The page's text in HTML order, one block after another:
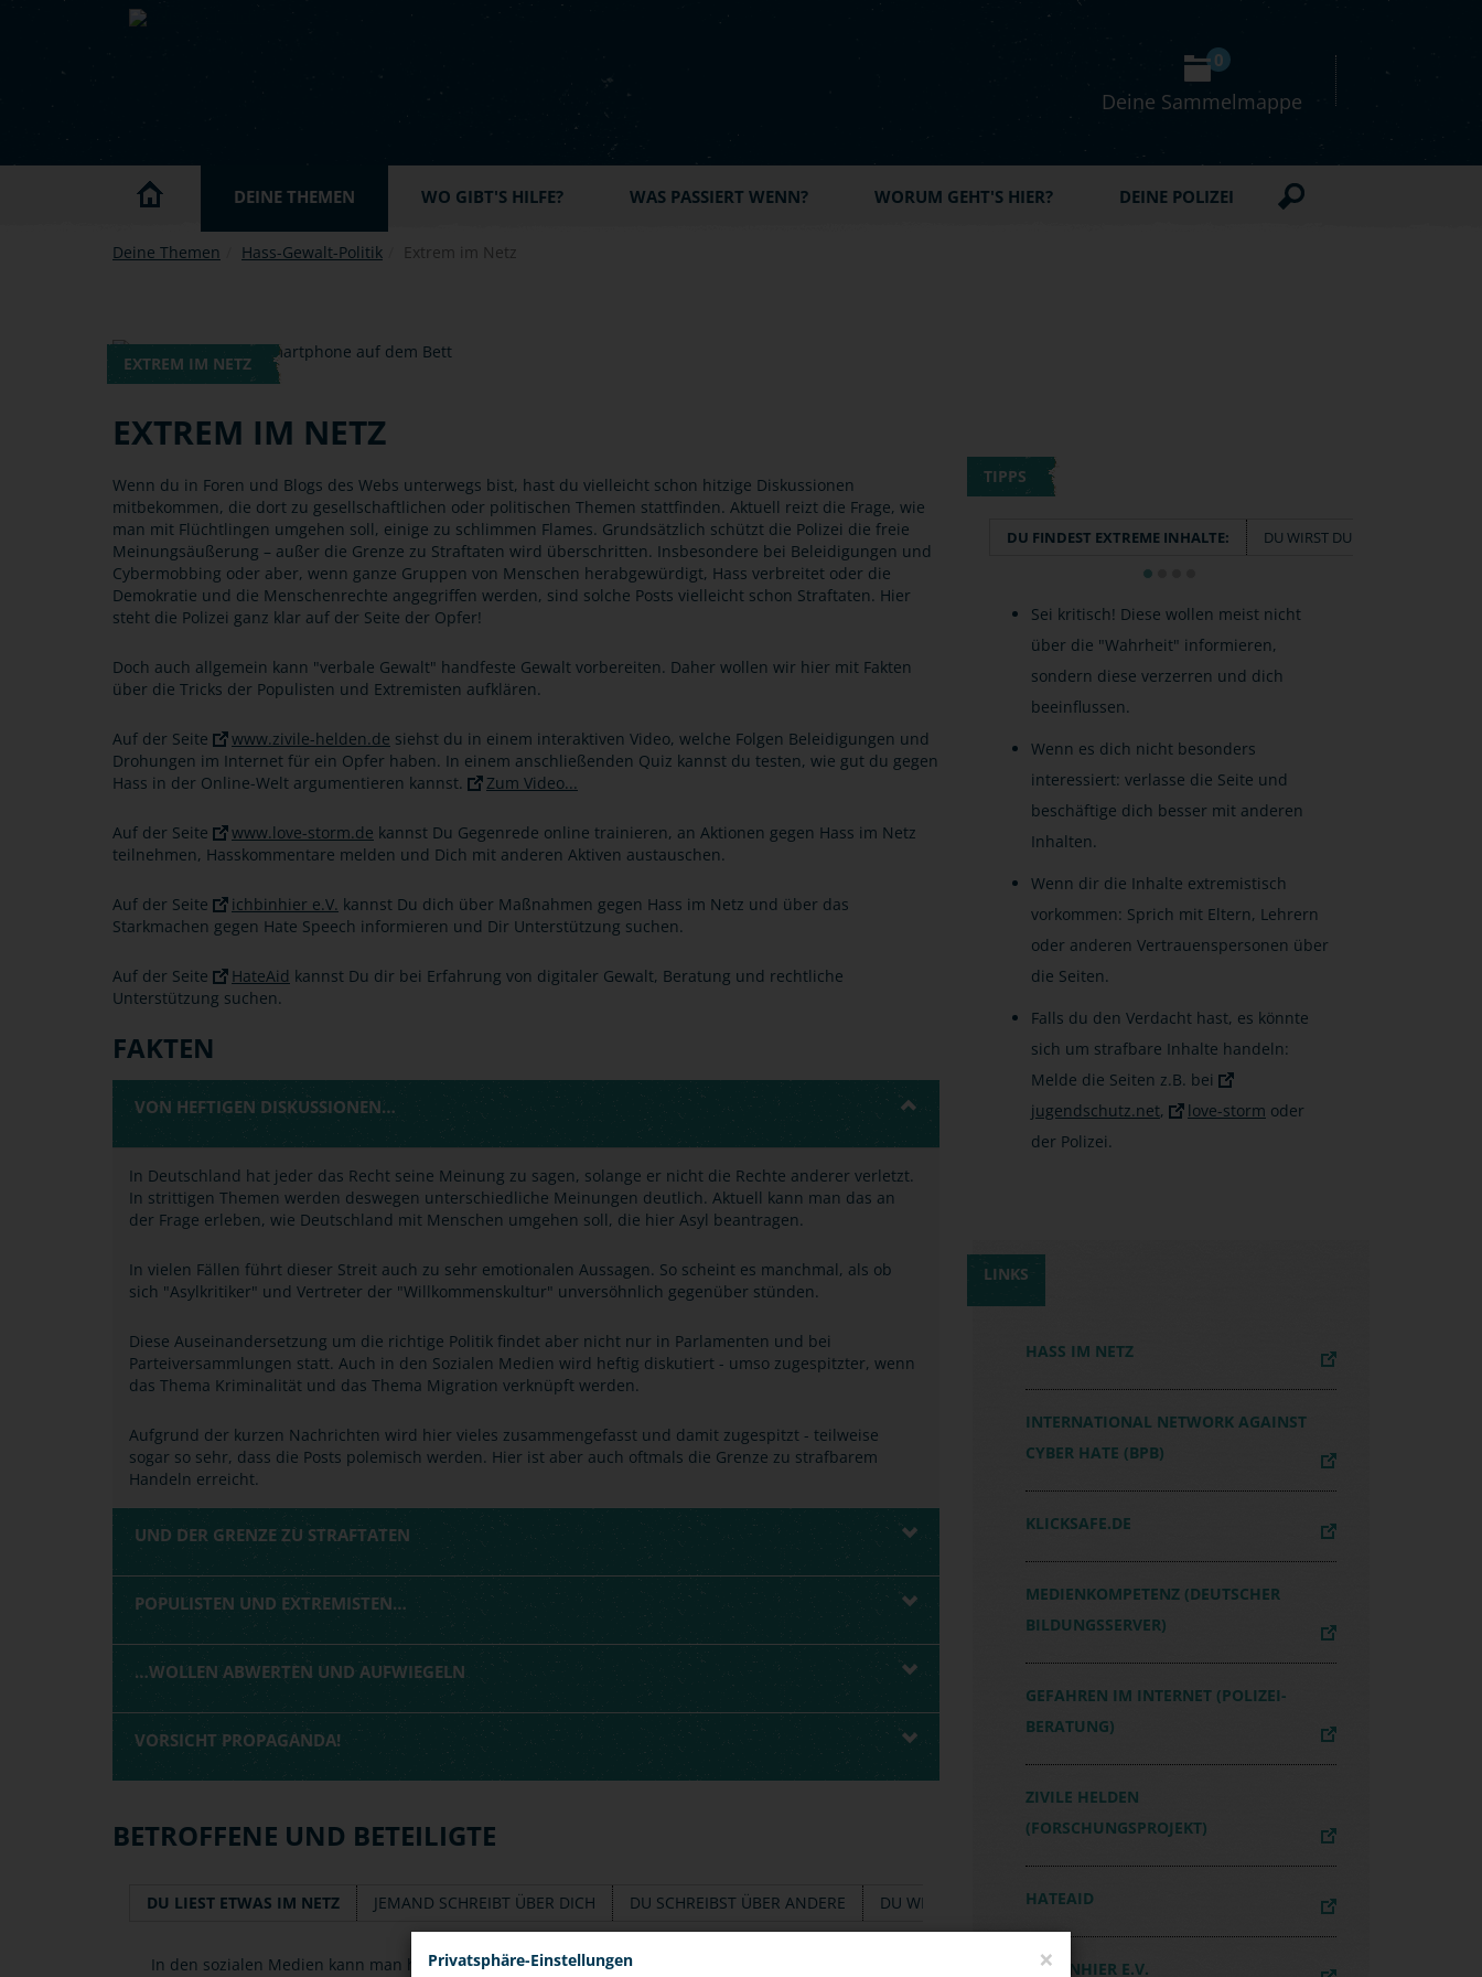
Skip to main content
Deine Sammelmappe
0
DEINE THEMEN WO GIBT'S HILFE? WAS PASSIERT WENN? WORUM GEHT'S HIER? DEINE POLIZEI
Deine Themen Hass-Gewalt-Politik Extrem im Netz
EXTREM IM NETZ
EXTREM IM NETZ
Wenn du in Foren und Blogs des Webs unterwegs bist, hast du vielleicht schon hitzige Diskussionen
mitbekommen, die dort zu gesellschaftlichen oder politischen Themen stattfinden. Aktuell reizt die Frage, wie
man mit Flüchtlingen umgehen soll, einige zu schlimmen Flames. Grundsätzlich schützt die Polizei die freie
Meinungsäußerung – außer die Grenze zu Straftaten wird überschritten. Insbesondere bei Beleidigungen und
Cybermobbing oder aber, wenn ganze Gruppen von Menschen herabgewürdigt, Hass verbreitet oder die
Demokratie und die Menschenrechte angegriffen werden, sind solche Posts vielleicht schon Straftaten. Hier
steht die Polizei ganz klar auf der Seite der Opfer!
Doch auch allgemein kann "verbale Gewalt" handfeste Gewalt vorbereiten. Daher wollen wir hier mit Fakten
über die Tricks der Populisten und Extremisten aufklären.
Auf der Seite www.zivile-helden.de siehst du in einem interaktiven Video, welche Folgen Beleidigungen und
Drohungen im Internet für ein Opfer haben. In einem anschließenden Quiz kannst du testen, wie gut du gegen
Hass in der Online-Welt argumentieren kannst.
Zum Video...
Auf der Seite www.love-storm.de kannst Du Gegenrede online trainieren, an Aktionen gegen Hass im Netz
teilnehmen, Hasskommentare melden und Dich mit anderen Aktiven austauschen.
Auf der Seite ichbinhier e.V. kannst Du dich über Maßnahmen gegen Hass im Netz und über das
Starkmachen gegen Hate Speech informieren und Dir Unterstützung suchen.
Auf der Seite HateAid kannst Du dir bei Erfahrung von digitaler Gewalt, Beratung und rechtliche
Unterstützung suchen.
FAKTEN
VON HEFTIGEN DISKUSSIONEN…
In Deutschland hat jeder das Recht seine Meinung zu sagen, solange er nicht die Rechte anderer verletzt.
In strittigen Themen werden deswegen unterschiedliche Meinungen deutlich. Aktuell kann man das an
der Frage erleben, wie Deutschland mit Menschen umgehen soll, die hier Asyl beantragen.
In vielen Fällen führt dieser Streit auch zu sehr emotionalen Aussagen. So scheint es manchmal, als ob
sich "Asylkritiker" und Vertreter der "Willkommenskultur" unversöhnlich gegenüber stünden.
Diese Auseinandersetzung um die richtige Politik findet aber nicht nur in Parlamenten und bei
Parteiversammlungen statt. Auch in den Sozialen Medien wird heftig diskutiert - umso zugespitzter, wenn
das Thema Kriminalität und das Thema Migration verknüpft werden.
Aufgrund der kurzen Nachrichten wird hier vieles zusammengefasst und damit zugespitzt - teilweise
sogar so sehr, dass die Posts polemisch werden. Hier ist aber auch oftmals die Grenze zu strafbarem
Handeln erreicht.
UND DER GRENZE ZU STRAFTATEN
POPULISTEN UND EXTREMISTEN…
…WOLLEN ABWERTEN UND AUFWIEGELN
VORSICHT PROPAGANDA!
BETROFFENE UND BETEILIGTE
DU LIEST ETWAS IM NETZ JEMAND SCHREIBT ÜBER DICH DU SCHREIBST ÜBER ANDERE DU WILLST HELFEN
In den sozialen Medien kann man häufig extreme und abwertende Kommentare lesen. Manchmal
TIPPS
DU FINDEST EXTREME INHALTE: DU WIRST DURCH EXTREME
Sei kritisch! Diese wollen meist nicht
über die "Wahrheit" informieren,
sondern diese verzerren und dich
beeinflussen.
Wenn es dich nicht besonders
interessiert: verlasse die Seite und
beschäftige dich besser mit anderen
Inhalten.
Wenn dir die Inhalte extremistisch
vorkommen: Sprich mit Eltern, Lehrern
oder anderen Vertrauenspersonen über
die Seiten.
Falls du den Verdacht hast, es könnte
sich um strafbare Inhalte handeln:
Melde die Seiten z.B. bei
jugendschutz.net, love-storm oder
der Polizei.
LINKS
HASS IM NETZ
INTERNATIONAL NETWORK AGAINST
CYBER HATE (BPB)
KLICKSAFE.DE
MEDIENKOMPETENZ (DEUTSCHER
BILDUNGSSERVER)
GEFAHREN IM INTERNET (POLIZEI-
BERATUNG)
ZIVILE HELDEN
(FORSCHUNGSPROJEKT)
HATEAID
ICHBINHIER E.V.
Privatsphäre-Einstellungen ×